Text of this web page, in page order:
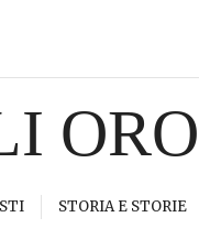
STORIA E STORIE